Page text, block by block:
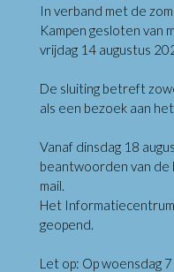
In verband met de
Kampen gesloten van
vrijdag 14 augustus
De sluiting betreft
als een bezoek aan
Vanaf dinsdag 18
beantwoorden van de
mail.
Het
geopend.
Let op: Op woensdag